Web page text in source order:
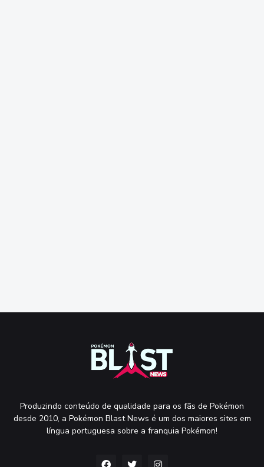
Produzindo conteúdo de qualidade para os fãs de Pokémon
desde 2010, a Pokémon Blast News é um dos maiores sites em
língua portuguesa sobre a franquia Pokémon!